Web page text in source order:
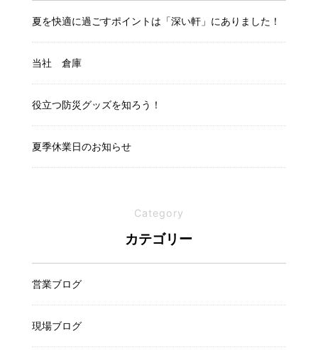
夏を快適に過ごすポイントは「深い軒」にありました！
当社 倉庫
役立つ防災グッズを知ろう！
夏季休業日のお知らせ
Category
カテゴリー
営業ブログ
現場ブログ